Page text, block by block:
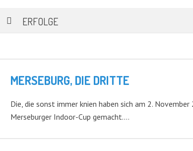
ERFOLGE
MERSEBURG, DIE DRITTE
Die, die sonst immer knien haben sich am 2.
Merseburger Indoor-Cup gemacht.…